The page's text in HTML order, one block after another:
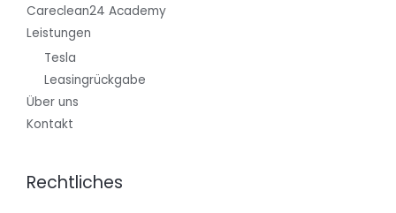
Careclean24 Academy
Leistungen
Tesla
Leasingrückgabe
Über uns
Kontakt
Rechtliches